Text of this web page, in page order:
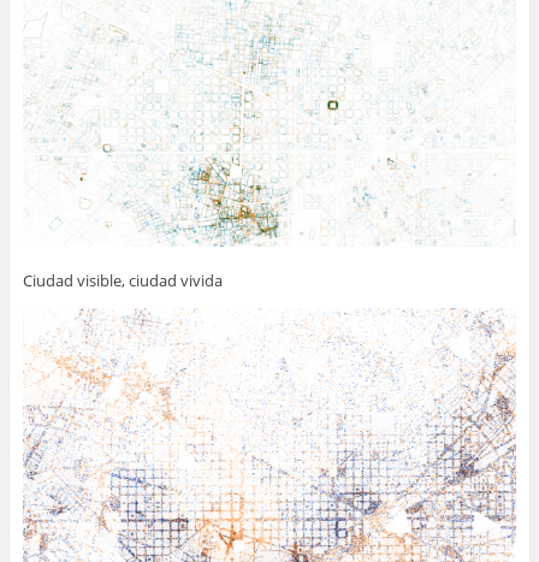
Ciudad visible, ciudad vivida